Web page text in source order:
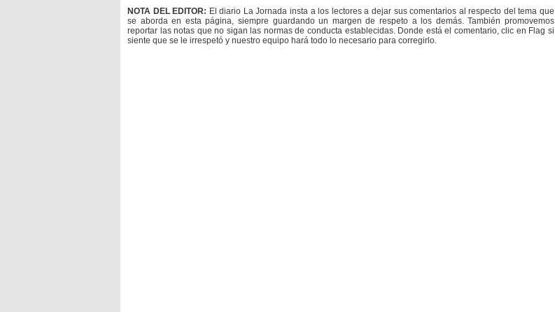
NOTA DEL EDITOR: El diario La Jornada insta a los lectores a dejar sus comentarios al respecto del tema que
se aborda en esta página, siempre guardando un margen de respeto a los demás. También promovemos
reportar las notas que no sigan las normas de conducta establecidas. Donde está el comentario, clic en Flag si
siente que se le irrespetó y nuestro equipo hará todo lo necesario para corregirlo.